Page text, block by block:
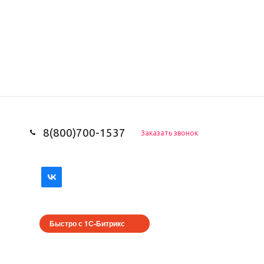
8(800)700-1537 Заказать звонок
Быстро с 1С-Битрикс